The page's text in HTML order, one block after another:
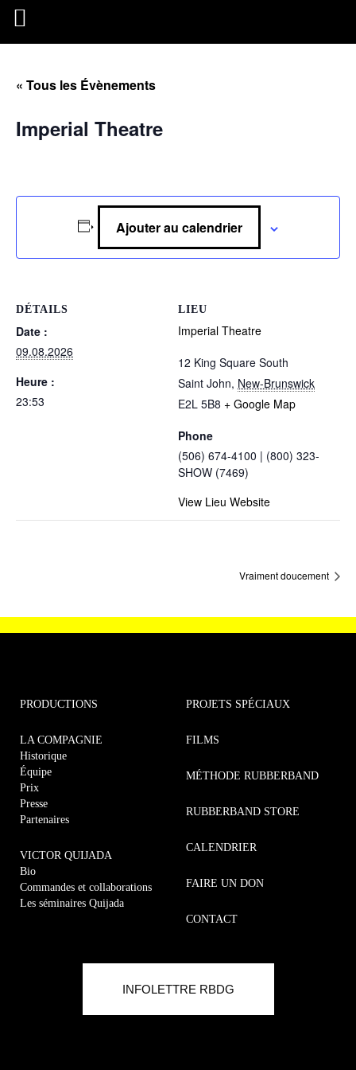
« Tous les Évènements
Imperial Theatre
Ajouter au calendrier
DÉTAILS
Date :
09.08.2026
Heure :
23:53
LIEU
Imperial Theatre
12 King Square South
Saint John, New-Brunswick
E2L 5B8 + Google Map
Phone
(506) 674-4100 | (800) 323-
SHOW (7469)
View Lieu Website
Vraiment doucement
PRODUCTIONS
LA COMPAGNIE
Historique
Équipe
Prix
Presse
Partenaires
VICTOR QUIJADA
Bio
Commandes et collaborations
Les séminaires Quijada
PROJETS SPÉCIAUX
FILMS
MÉTHODE RUBBERBAND
RUBBERBAND STORE
CALENDRIER
FAIRE UN DON
CONTACT
INFOLETTRE RBDG